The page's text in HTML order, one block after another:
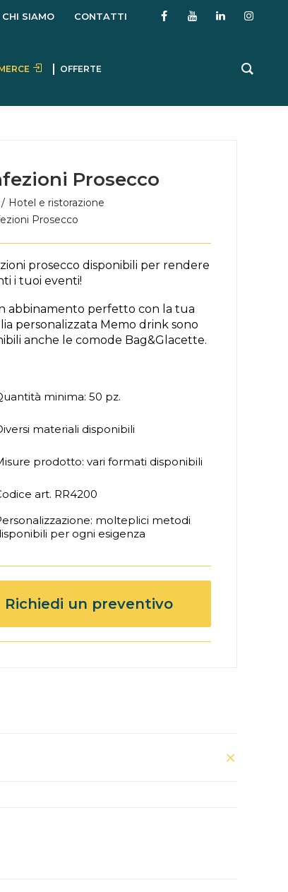
CHI SIAMO CONTATTI
OFFERTE
Prosecco
Hotel e ristorazione
Prosecco
prosecco disponibili per rendere
i tuoi eventi!
abbinamento perfetto con la tua
personalizzata Memo drink sono
anche le comode Bag&Glacette.
minima: 50 pz.
materiali disponibili
prodotto: vari formati disponibili
art. RR4200
molteplici metodi
per ogni esigenza
Richiedi un preventivo